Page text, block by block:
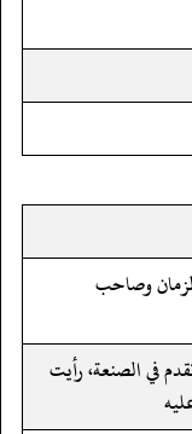
وصاحب
في الصنعة، رأيت